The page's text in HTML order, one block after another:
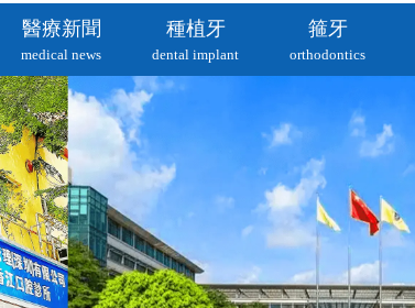
醫療新聞
medical news
種植牙
dental implant
箍牙
orthodontics